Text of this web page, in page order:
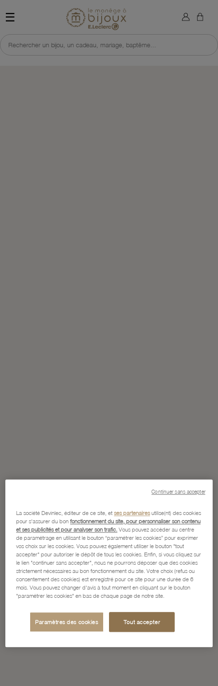
☰ Retour à l'accueil du site
Rechercher un bijou, un cadeau, mariage, baptême...
×
La société Devinlec, éditeur de ce site, etses partenairesutilise(nt) des cookies
pour s'assurer du bonfonctionnement du site, pour personnaliser son contenu
et ses publicités et pour analyser son trafic. Vous pouvez accéder au centre
de paramétrage en utilisant le bouton “paramétrer les cookies” pour exprimer
vos choix sur les cookies. Vous pouvez également utiliser le bouton "tout
accepter" pour autoriser le dépôt de tous les cookies. Enfin, si vous cliquez sur
le lien "continuer sans accepter", nous ne pourrons déposer que des cookies
strictement nécessaires au bon fonctionnement du site. Votre choix (refus ou
consentement des cookies) est enregistré pour ce site pour une durée de 6
mois. Vous pouvez changer d'avis à tout moment en cliquant sur le bouton
"paramétrer les cookies" en bas de chaque page de notre site.
Paramètres des cookies Tout accepter
Continuer sans accepter